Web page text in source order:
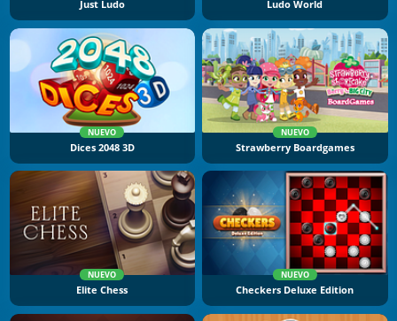
Just Ludo Ludo World
NUEVO
Dices 2048 3D
NUEVO
Strawberry Boardgames
NUEVO
Elite Chess
NUEVO
Checkers Deluxe Edition